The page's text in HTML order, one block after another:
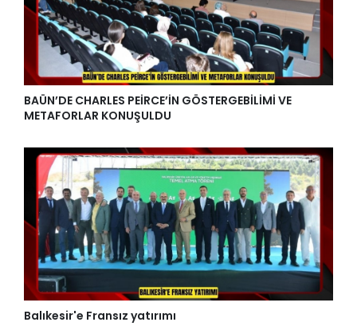
BAÜN’DE CHARLES PEİRCE’İN GÖSTERGEBİLİMİ VE
METAFORLAR KONUŞULDU
Balıkesir'e Fransız yatırımı